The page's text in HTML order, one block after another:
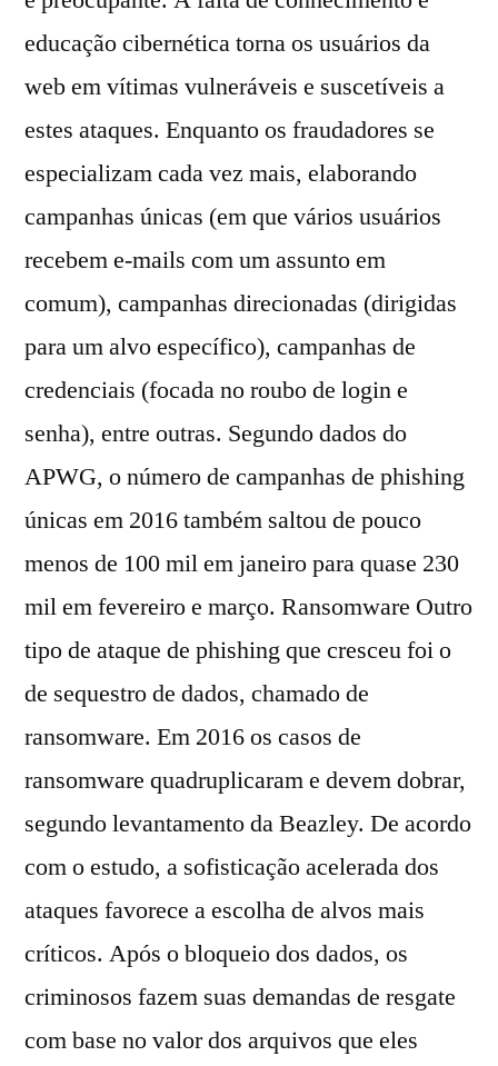
educação cibernética torna os usuários da
web em vítimas vulneráveis e suscetíveis a
estes ataques. Enquanto os fraudadores se
especializam cada vez mais, elaborando
campanhas únicas (em que vários usuários
recebem e-mails com um assunto em
comum), campanhas direcionadas (dirigidas
para um alvo específico), campanhas de
credenciais (focada no roubo de login e
senha), entre outras. Segundo dados do
APWG, o número de campanhas de phishing
únicas em 2016 também saltou de pouco
menos de 100 mil em janeiro para quase 230
mil em fevereiro e março. Ransomware Outro
tipo de ataque de phishing que cresceu foi o
de sequestro de dados, chamado de
ransomware. Em 2016 os casos de
ransomware quadruplicaram e devem dobrar,
segundo levantamento da Beazley. De acordo
com o estudo, a sofisticação acelerada dos
ataques favorece a escolha de alvos mais
críticos. Após o bloqueio dos dados, os
criminosos fazem suas demandas de resgate
com base no valor dos arquivos que eles